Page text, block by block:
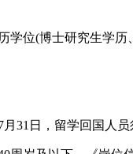
位(博士研究生学历
日，留学回国人员